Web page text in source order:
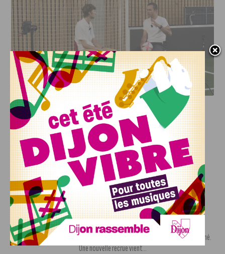
DFCO : RENCONTRE AVEC PIERRE-HENRI DEBALLON,
L’ARTISAN DE LA MONTÉE EN LIGUE 2
INFOS,SPORT
DFCO : Rencontre avec Pierre-Henri
Deballon, l’artisan de la montée en
Ligue 2
7 AOÛT, 2026
Le DFCO est de retour en Ligue 2 après trois ans
d’absence. La saison...
INFOS,SPORT
Nouvelle arrivée à la JDA Basket,
Shevon Thompson est dijonnais
7 AOÛT, 2026
Le mercato estival de la JDA n’est pas encore terminé.
Une nouvelle recrue vient...